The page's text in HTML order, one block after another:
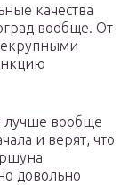
качества
вообще. От
лучше вообще
и верят, что
довольно